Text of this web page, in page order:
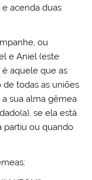
acenda duas
ou
e Aniel (este
é aquele que as
de todas as uniões
a sua alma gêmea
se ela está
partiu ou quando